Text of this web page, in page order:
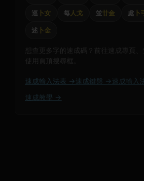
巡 卜女 每人戈 並廿金 處 卜
述 卜金
想查更多字的速成碼？前往速成專頁
使用頁頂搜尋框。
速成輸入法表 → 速成鍵盤 → 速成輸入
速成教學 →